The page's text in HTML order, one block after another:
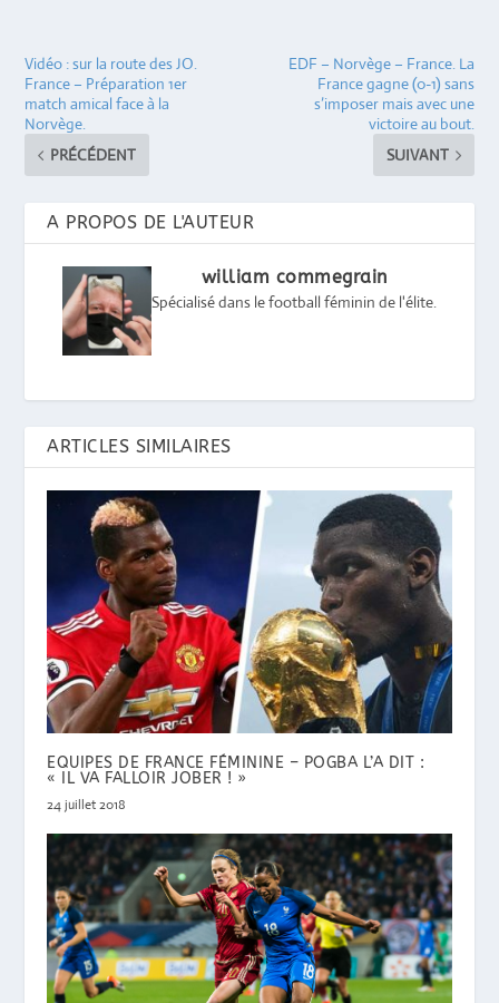
Vidéo : sur la route des JO.
France – Préparation 1er
match amical face à la
Norvège.
PRÉCÉDENT
EDF – Norvège – France. La
France gagne (0-1) sans
s’imposer mais avec une
victoire au bout.
SUIVANT
A PROPOS DE L'AUTEUR
william commegrain
Spécialisé dans le football féminin de l'élite.
ARTICLES SIMILAIRES
EQUIPES DE FRANCE FÉMININE – POGBA L’A DIT :
« IL VA FALLOIR JOBER ! »
24 juillet 2018